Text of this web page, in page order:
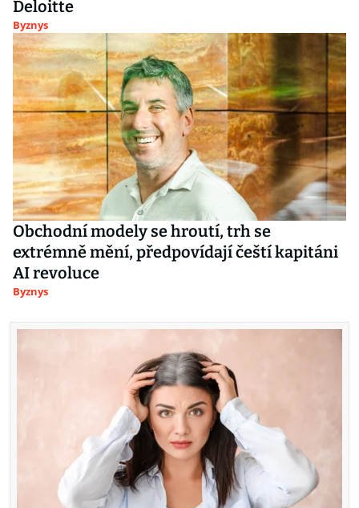
Deloitte
Byznys
Obchodní modely se hroutí, trh se
extrémně mění, předpovídají čeští kapitáni
AI revoluce
Byznys